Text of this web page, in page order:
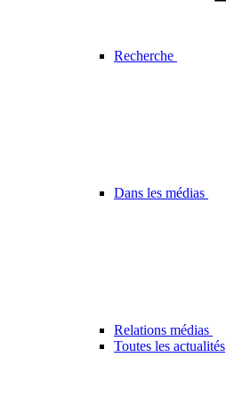
Recherche
Dans les médias
Relations médias
Toutes les actualités